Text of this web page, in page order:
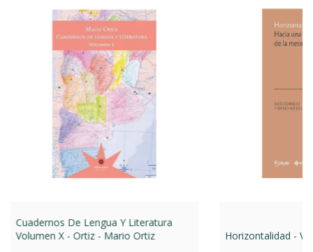
Cuadernos De Lengua Y Literatura
Volumen X - Ortiz - Mario Ortiz
Horizontalidad -